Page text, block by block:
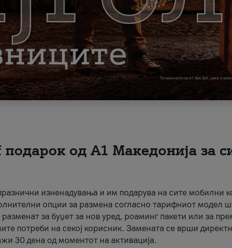
од А1 Македонија за
изненадувања и им подарува на сите мобилни
опции за размена согласно тарифниот модел
за буџет за нов уред, роаминг пакети или за
потреби на секој корисник. Замената се врши
30 дена од моментот на активација.